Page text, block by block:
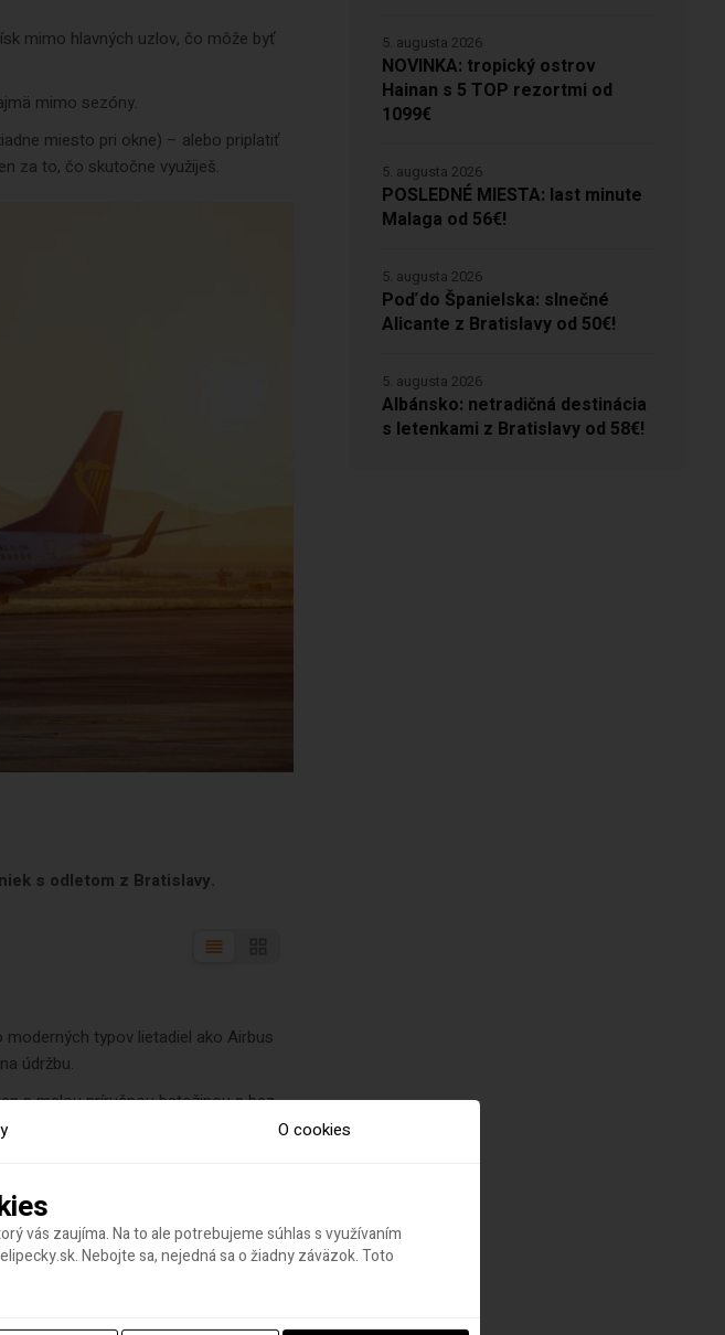
mimo hlavných uzlov, čo môže byť
mimo sezóny.
miesto pri okne) – alebo priplatiť
za to, čo skutočne využiješ.
s odletom z Bratislavy.
typov lietadiel ako Airbus
údržbu.
s malou príručnou batožinou a bez
má Wizz Air relatívne nízku
patrí medzi lídrov v
Európy, Wizz často lieta
nutnosť prestupovania.
NOVINKA: tropický ostrov
Hainan s 5 TOP rezortmi od
1099€
5. augusta 2026
POSLEDNÉ MIESTA: last minute
Malaga od 56€!
5. augusta 2026
Poď do Španielska: slnečné
Alicante z Bratislavy od 50€!
5. augusta 2026
Albánsko: netradičná destinácia
s letenkami z Bratislavy od 58€!
5. augusta 2026
O cookies
vás zaujíma. Na to ale potrebujeme súhlas s využívaním
Nebojte sa, nejedná sa o žiadny záväzok. Toto